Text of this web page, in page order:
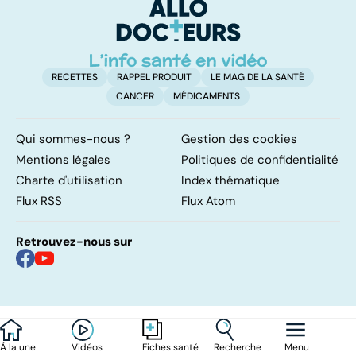
À la une Vidéos Fiches santé Recherche Menu
RECETTES RAPPEL PRODUIT
LE MAG DE LA SANTÉ
CANCER
MÉDICAMENTS
Qui sommes-nous ?
Gestion des cookies
Mentions légales
Politiques de confidentialité
Charte d'utilisation
Index thématique
Flux RSS
Flux Atom
Retrouvez-nous sur